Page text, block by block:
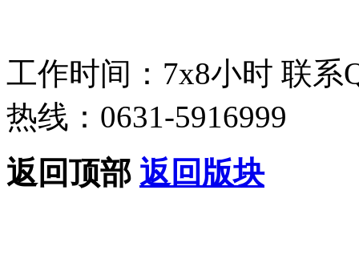
工作时间：7x8小时 联系
热线：0631-5916999
返回顶部 返回版块